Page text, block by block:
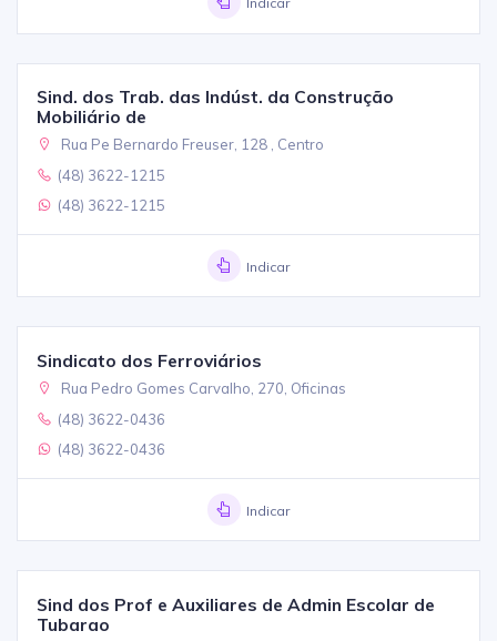
Sind. dos Trab. das Indúst. da Construção
Mobiliário de
Rua Pe Bernardo Freuser, 128 , Centro
(48) 3622-1215
(48) 3622-1215
Indicar
Sindicato dos Ferroviários
Rua Pedro Gomes Carvalho, 270, Oficinas
(48) 3622-0436
(48) 3622-0436
Indicar
Sind dos Prof e Auxiliares de Admin Escolar de
Tubarao